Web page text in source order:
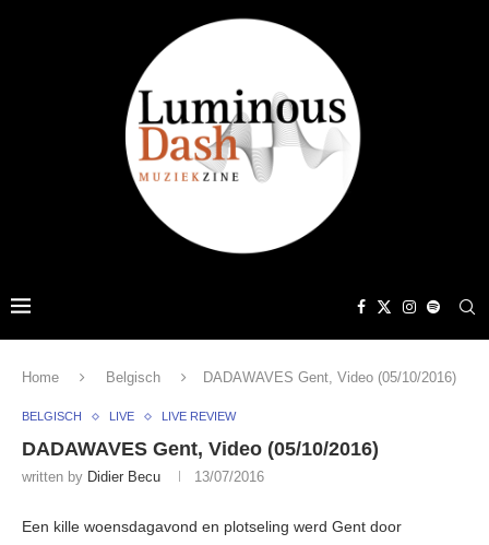
Home Belgisch DADAWAVES Gent, Video (05/10/2016)
BELGISCH LIVE LIVE REVIEW
DADAWAVES Gent, Video (05/10/2016)
written by Didier Becu 13/07/2016
Een kille woensdagavond en plotseling werd Gent door